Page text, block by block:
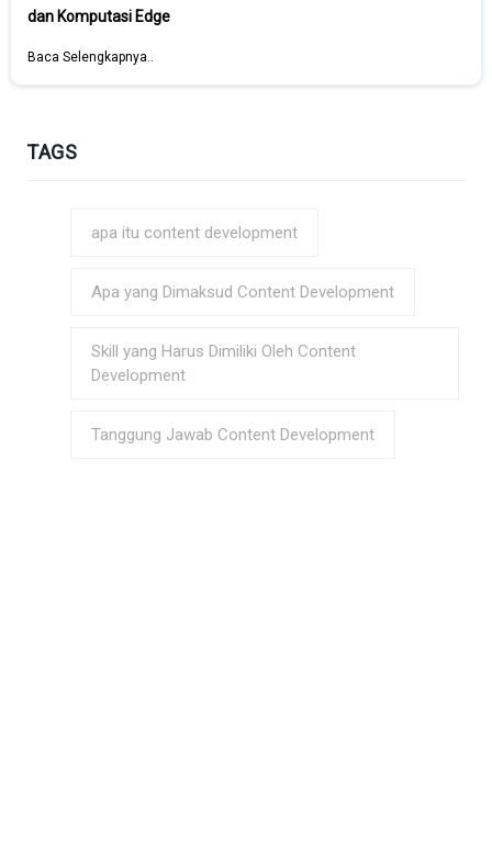
dan Komputasi Edge
Baca Selengkapnya..
TAGS
apa itu content development
Apa yang Dimaksud Content Development
Skill yang Harus Dimiliki Oleh Content
Development
Tanggung Jawab Content Development